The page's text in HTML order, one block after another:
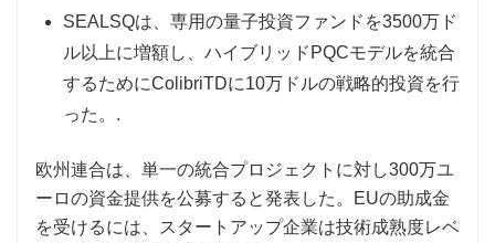
SEALSQは、専用の量子投資ファンドを3500万ド
ル以上に増額し、ハイブリッドPQCモデルを統合
するためにColibriTDに10万ドルの戦略的投資を行
った。.
欧州連合は、単一の統合プロジェクトに対し300万ユ
ーロの資金提供を公募すると発表した。EUの助成金
を受けるには、スタートアップ企業は技術成熟度レベ